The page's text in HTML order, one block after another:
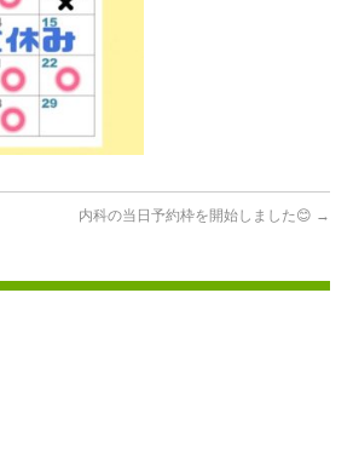
内科の当日予約枠を開始しました😊 →